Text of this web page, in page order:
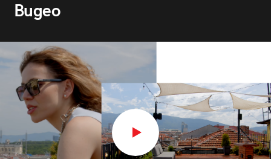
Видео